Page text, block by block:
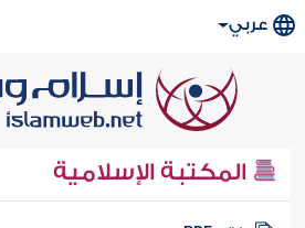
عربي
المكتبة الإسلامية